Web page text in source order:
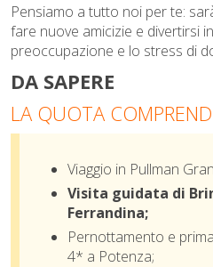
Pensiamo a tutto noi per te:
fare nuove amicizie e divertirsi
preoccupazione e lo stress di
DA SAPERE
LA QUOTA
Viaggio in Pullman
Visita guidata di
Ferrandina;
Pernottamento e
4* a Potenza;